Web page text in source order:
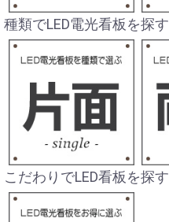
種類でLED電光看板を探す
こだわりでLED看板を探す